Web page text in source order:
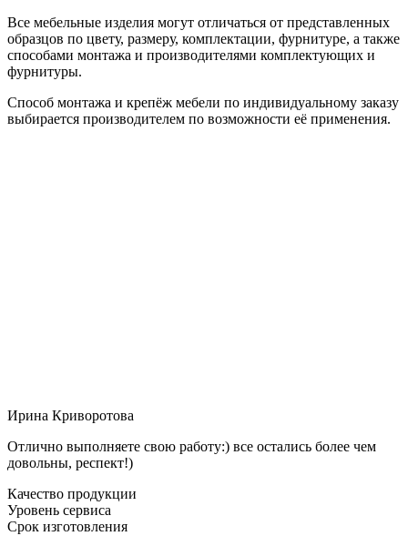
Все мебельные изделия могут отличаться от представленных
образцов по цвету, размеру, комплектации, фурнитуре, а также
способами монтажа и производителями комплектующих и
фурнитуры.
Способ монтажа и крепёж мебели по индивидуальному заказу
выбирается производителем по возможности её применения.
Ирина Криворотова
Отлично выполняете свою работу:) все остались более чем
довольны, респект!)
Качество продукции
Уровень сервиса
Срок изготовления